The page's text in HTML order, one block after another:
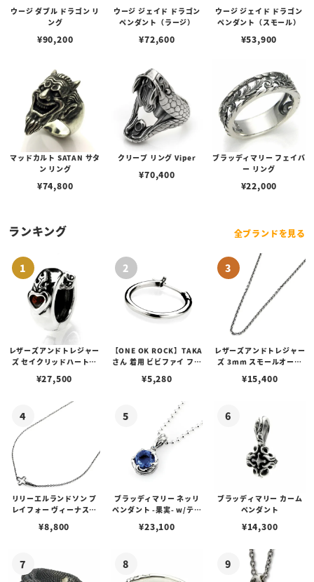
ウージ ダブル ドラゴン リ
ング
¥90,200
ウージ ジェイド ドラゴン
ペンダント（ラージ）
¥72,600
ウージ ジェイド ドラゴン
ペンダント（スモール）
¥53,900
マッドカルト SATAN サタ
ン リング
¥74,800
クリープ リング Viper
¥70,400
ブラッディマリー フェイバ
ー リング
¥22,000
ランキング 全ブランドを見る
レザーズアンドトレジャー
ズ セイクリッドハートピ
¥27,500
【ONE OK ROCK】TAKA
さん 着用 ビビファイ フー
¥5,280
レザーズアンドトレジャー
ズ 3mm スモールオーバ
ブスタークラスプ＆LTロ
¥15,400
リリーエルランドソン プ
レイフォー ヴィーナスチ
¥8,800
ブラッディマリー ネッリ
ペンダント -果実- w/ティ
¥23,100
ブラッディマリー カーム
ペンダント
¥14,300